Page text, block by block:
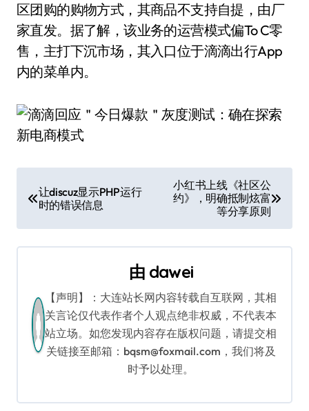
区团购的购物方式，其商品不支持自提，由厂
家直发。据了解，该业务的运营模式偏To C零
售，主打下沉市场，其入口位于滴滴出行App
内的菜单内。
章
导
让discuz显示PHP运行
时的错误信息
小红书上线《社区公
约》，明确抵制炫富
等分享原则
由 dawei
【声明】：大连站长网内容转载自互联网，其相
关言论仅代表作者个人观点绝非权威，不代表本
站立场。如您发现内容存在版权问题，请提交相
关链接至邮箱：bqsm@foxmail.com，我们将及
时予以处理。